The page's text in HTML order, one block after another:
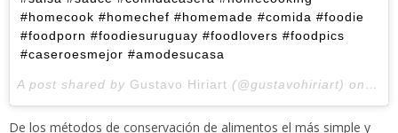
#homecook #homechef #homemade #comida #foodie
#foodporn #foodiesuruguay #foodlovers #foodpics
#caseroesmejor #amodesucasa
A post shared by Gustavo Hiriart (@gustavohiriart) on
De los métodos de conservación de alimentos el más simple y